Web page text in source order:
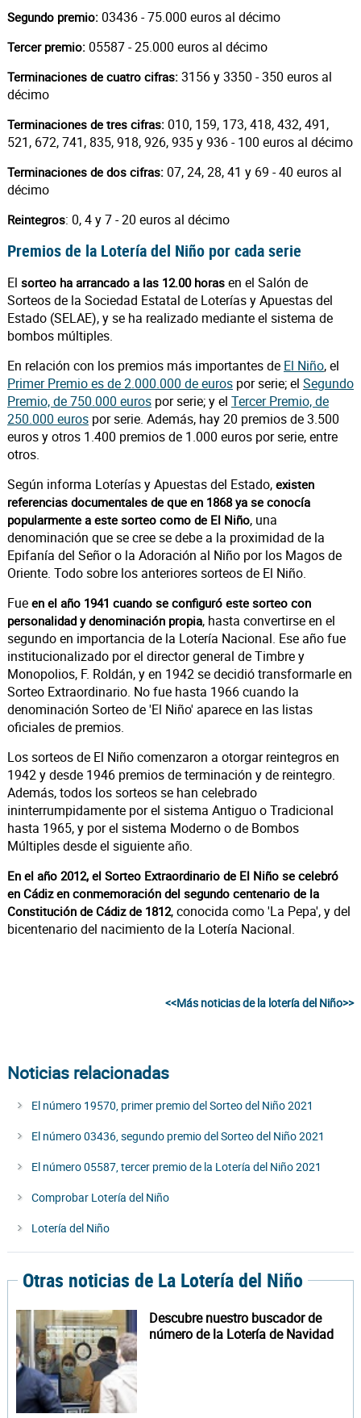
Segundo premio:03436 - 75.000 euros al décimo
Tercer premio:05587 - 25.000 euros al décimo
Terminaciones de cuatro cifras:3156 y 3350 - 350 euros al
décimo
Terminaciones de tres cifras: 010, 159, 173, 418, 432, 491,
521, 672, 741, 835, 918, 926, 935 y 936 - 100 euros al décimo
Terminaciones de dos cifras:07, 24, 28, 41 y 69 - 40 euros al
décimo
Reintegros: 0, 4 y 7 - 20 euros al décimo
Premios de la Lotería del Niño por cada serie
El sorteo ha arrancado a las 12.00 horas en el Salón de
Sorteos de la Sociedad Estatal de Loterías y Apuestas del
Estado (SELAE), y se ha realizado mediante el sistema de
bombos múltiples.
En relación con los premios más importantes de El Niño, el
Primer Premio es de 2.000.000 de eurospor serie; el Segundo
Premio, de 750.000 eurospor serie; y el Tercer Premio, de
250.000 eurospor serie. Además, hay 20 premios de 3.500
euros y otros 1.400 premios de 1.000 euros por serie, entre
otros.
Según informa Loterías y Apuestas del Estado,existen
referencias documentales de que en 1868 ya se conocía
popularmente a este sorteo como de El Niño, una
denominación que se cree se debe a la proximidad de la
Epifanía del Señor o la Adoración al Niño por los Magos de
Oriente. Todo sobre los anteriores sorteos de El Niño.
Fue en el año 1941 cuando se configuró este sorteo con
personalidad y denominación propia, hasta convertirse en el
segundo en importancia de la Lotería Nacional. Ese año fue
institucionalizado por el director general de Timbre y
Monopolios, F. Roldán, y en 1942 se decidió transformarle en
Sorteo Extraordinario. No fue hasta 1966 cuando la
denominación Sorteo de 'El Niño' aparece en las listas
oficiales de premios.
Los sorteos de El Niño comenzaron a otorgar reintegros en
1942 y desde 1946 premios de terminación y de reintegro.
Además, todos los sorteos se han celebrado
ininterrumpidamente por el sistema Antiguo o Tradicional
hasta 1965, y por el sistema Moderno o de Bombos
Múltiples desde el siguiente año.
En el año 2012, el Sorteo Extraordinario de El Niño se celebró
en Cádiz en conmemoración del segundo centenario de la
Constitución de Cádiz de 1812, conocida como 'La Pepa', y del
bicentenario del nacimiento de la Lotería Nacional.
<<Más noticias de la lotería del Niño>>
Noticias relacionadas
El número 19570, primer premio del Sorteo del Niño 2021
El número 03436, segundo premio del Sorteo del Niño 2021
El número 05587, tercer premio de la Lotería del Niño 2021
Comprobar Lotería del Niño
Lotería del Niño
Otras noticias de La Lotería del Niño
Descubre nuestro buscador de
número de la Lotería de Navidad